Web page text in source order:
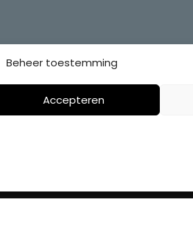
Beheer toestemming
Accepteren